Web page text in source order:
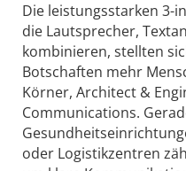
Die leistungsstarken 3-
die Lautsprecher,
kombinieren, stellten
Botschaften mehr
Körner, Architect &
Communications.
oder Logistikzentren